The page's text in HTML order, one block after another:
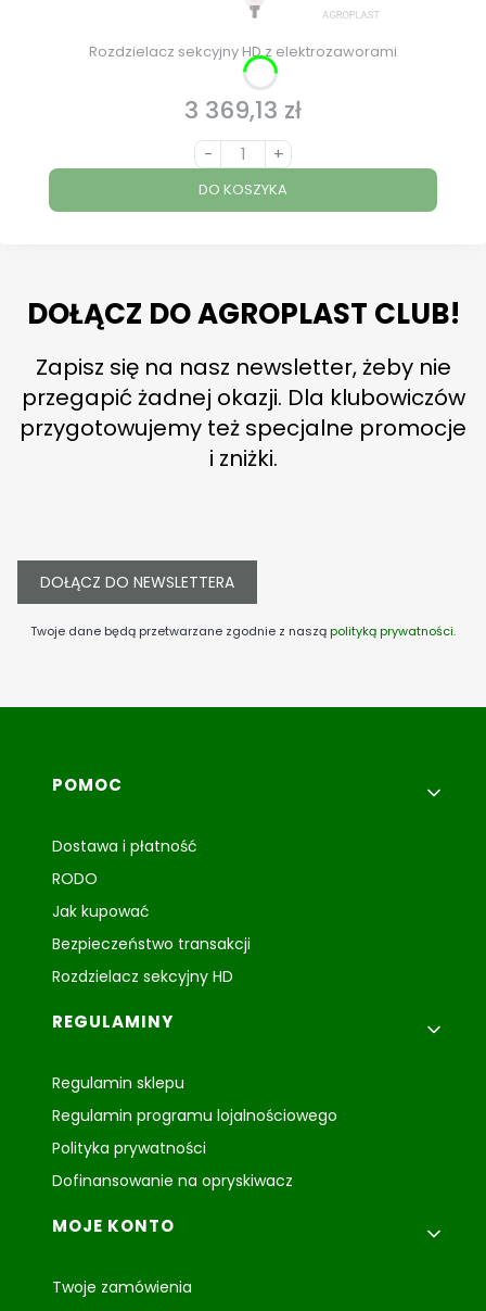
Rozdzielacz sekcyjny HD z elektrozaworami
Cena
3 369,13 zł
- +
DO KOSZYKA
DOŁĄCZ DO AGROPLAST CLUB!
Zapisz się na nasz newsletter, żeby nie
przegapić żadnej okazji. Dla klubowiczów
przygotowujemy też specjalne promocje
i zniżki.
DOŁĄCZ DO NEWSLETTERA
Twoje dane będą przetwarzane zgodnie z nasząpolityką prywatności.
Linki w stopce
POMOC
Dostawa i płatność
RODO
Jak kupować
Bezpieczeństwo transakcji
Rozdzielacz sekcyjny HD
REGULAMINY
Regulamin sklepu
Regulamin programu lojalnościowego
Polityka prywatności
Dofinansowanie na opryskiwacz
MOJE KONTO
Twoje zamówienia